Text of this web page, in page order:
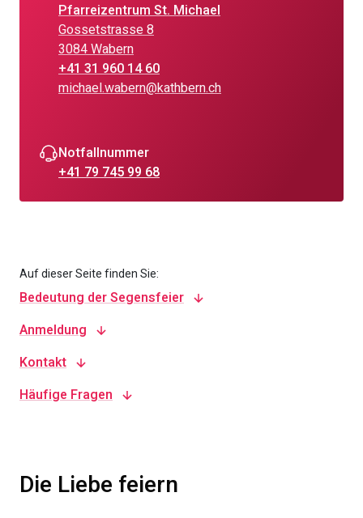
Pfarreizentrum St. Michael
Gossetstrasse 8
3084 Wabern
+41 31 960 14 60
michael.wabern@kathbern.ch
Notfallnummer
+41 79 745 99 68
Auf dieser Seite finden Sie:
Bedeutung der Segensfeier
Anmeldung
Kontakt
Häufige Fragen
Die Liebe feiern